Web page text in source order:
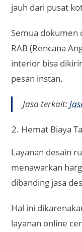
jauh dari pusat
Semua dokumen
RAB (Rencana
interior bisa
pesan instan.
Jasa terkait:
Hemat Biaya
Layanan desain
menawarkan
dibanding jasa
Hal ini
layanan online